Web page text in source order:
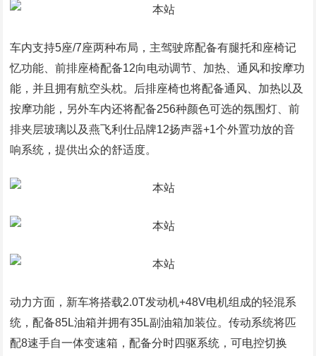
车内支持5座/7座两种布局，主驾驶席配备有腿托和座椅记
忆功能、前排座椅配备12向电动调节、加热、通风和按摩功
能，并且拥有航空头枕。后排座椅也将配备通风、加热以及
按摩功能，另外车内还将配备256种颜色可选的氛围灯、前
排夹层玻璃以及燕飞利仕品牌12扬声器+1个外置功放的音
响系统，提供出众的舒适度。
动力方面，新车将搭载2.0T发动机+48V电机组成的轻混系
统，配备85L油箱并拥有35L副油箱加装位。传动系统将匹
配8速手自一体变速箱，配备分时四驱系统，可电控切换